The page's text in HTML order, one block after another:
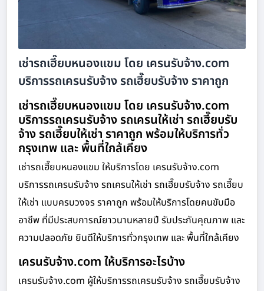
เช่ารถเฮี๊ยบหนองแขม โดย เครนรับจ้าง.com
บริการรถเครนรับจ้าง รถเฮี๊ยบรับจ้าง ราคาถูก
เช่ารถเฮี๊ยบหนองแขม โดย เครนรับจ้าง.com
บริการรถเครนรับจ้าง รถเครนให้เช่า รถเฮี๊ยบรับ
จ้าง รถเฮี๊ยบให้เช่า ราคาถูก พร้อมให้บริการทั่ว
กรุงเทพ และ พื้นที่ใกล้เคียง
เช่ารถเฮี๊ยบหนองแขม ให้บริการโดย เครนรับจ้าง.com
บริการรถเครนรับจ้าง รถเครนให้เช่า รถเฮี๊ยบรับจ้าง รถเฮี๊ยบ
ให้เช่า แบบครบวงจร ราคาถูก พร้อมให้บริการโดยคนขับมือ
อาชีพ ที่มีประสบการณ์ยาวนานหลายปี รับประกันคุณภาพ และ
ความปลอดภัย ยินดีให้บริการทั่วกรุงเทพ และ พื้นที่ใกล้เคียง
เครนรับจ้าง.com ให้บริการอะไรบ้าง
เครนรับจ้าง.com ผู้ให้บริการรถเครนรับจ้าง รถเฮี๊ยบรับจ้าง